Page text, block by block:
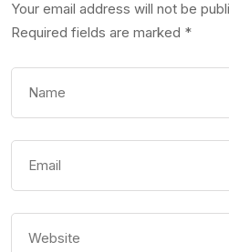
Your email address will not be
Required fields are marked *